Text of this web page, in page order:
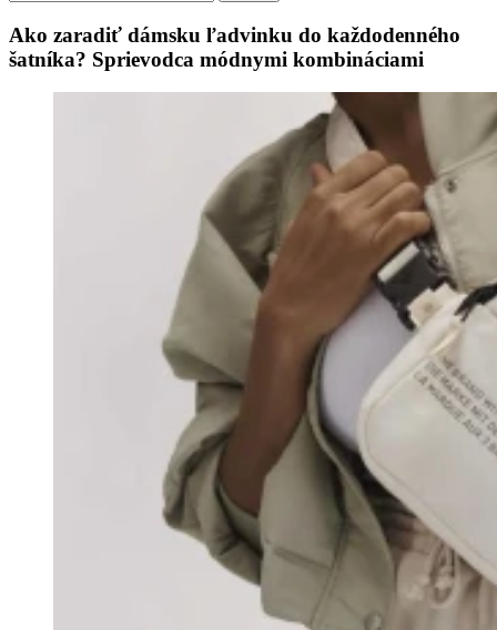
Ako zaradiť dámsku ľadvinku do každodenného
šatníka? Sprievodca módnymi kombináciami